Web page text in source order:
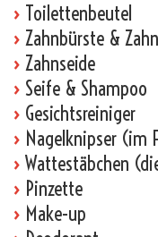
› Toilettenbeutel
› Zahnbürste &
› Zahnseide
› Seife & Shampoo
› Gesichtsreiniger
› Nagelknipser (im
› Wattestäbchen
› Pinzette
› Make-up